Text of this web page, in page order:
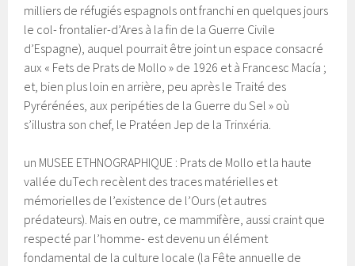
milliers de réfugiés espagnols ont franchi en quelques jours
le col- frontalier-d’Ares à la fin de la Guerre Civile
d’Espagne), auquel pourrait être joint un espace consacré
aux « Fets de Prats de Mollo » de 1926 et à Francesc Macía ;
et, bien plus loin en arrière, peu après le Traité des
Pyrérénées, aux peripéties de la Guerre du Sel » où
s’illustra son chef, le Pratéen Jep de la Trinxéria.
un MUSEE ETHNOGRAPHIQUE : Prats de Mollo et la haute
vallée duTech recèlent des traces matérielles et
mémorielles de l’existence de l’Ours (et autres
prédateurs). Mais en outre, ce mammifère, aussi craint que
respecté par l’homme- est devenu un élément
fondamental de la culture locale (la Fête annuelle de